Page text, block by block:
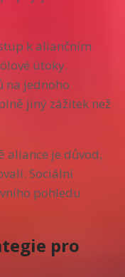
k aliančním
útoky.
na jednoho
jiný zážitek než
aliance je důvod,
Sociální
pohledu
pro